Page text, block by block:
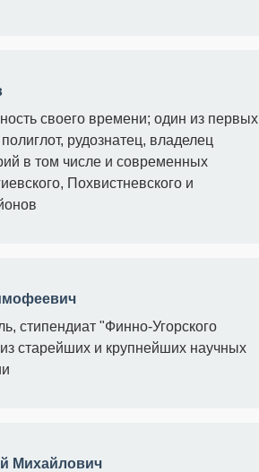
своего времени; один из первых
рудознатец, владелец
в том числе и современных
Похвистневского и
стипендиат "Финно-Угорского
старейших и крупнейших научных
Михайлович